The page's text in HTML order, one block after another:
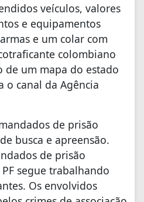
veículos, valores
e equipamentos
e um colar com
colombiano
de um mapa do estado
o canal da Agência
de prisão
busca e apreensão.
de prisão
segue trabalhando
Os envolvidos